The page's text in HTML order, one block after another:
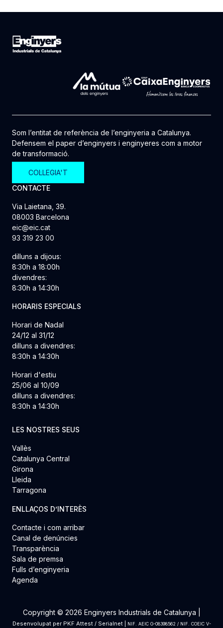
Som l’entitat de referència de l’enginyeria a Catalunya.
Defensem el paper d’enginyers i enginyeres com a motor
de transformació.
COL·LEGIA'T
CONTACTE
Via Laietana, 39.
08003 Barcelona
eic@eic.cat
93 319 23 00
dilluns a dijous:
8:30h a 18:00h
divendres:
8:30h a 14:30h
HORARIS ESPECIALS
Horari de Nadal
24/12 al 31/12
dilluns a divendres:
8:30h a 14:30h
Horari d'estiu
25/06 al 10/09
dilluns a divendres:
8:30h a 14:30h
LES NOSTRES SEUS
Vallès
Catalunya Central
Girona
Lleida
Tarragona
ENLLAÇOS D’INTERÈS
Contacte i com arribar
Canal de denúncies
Transparència
Sala de premsa
Fulls d’enginyeria
Agenda
Copyright © 2026 Enginyers Industrials de Catalunya |
Desenvolupat per PKF Attest/ Serialnet| NIF. AEIC G-08398562 / NIF. COEIC V-